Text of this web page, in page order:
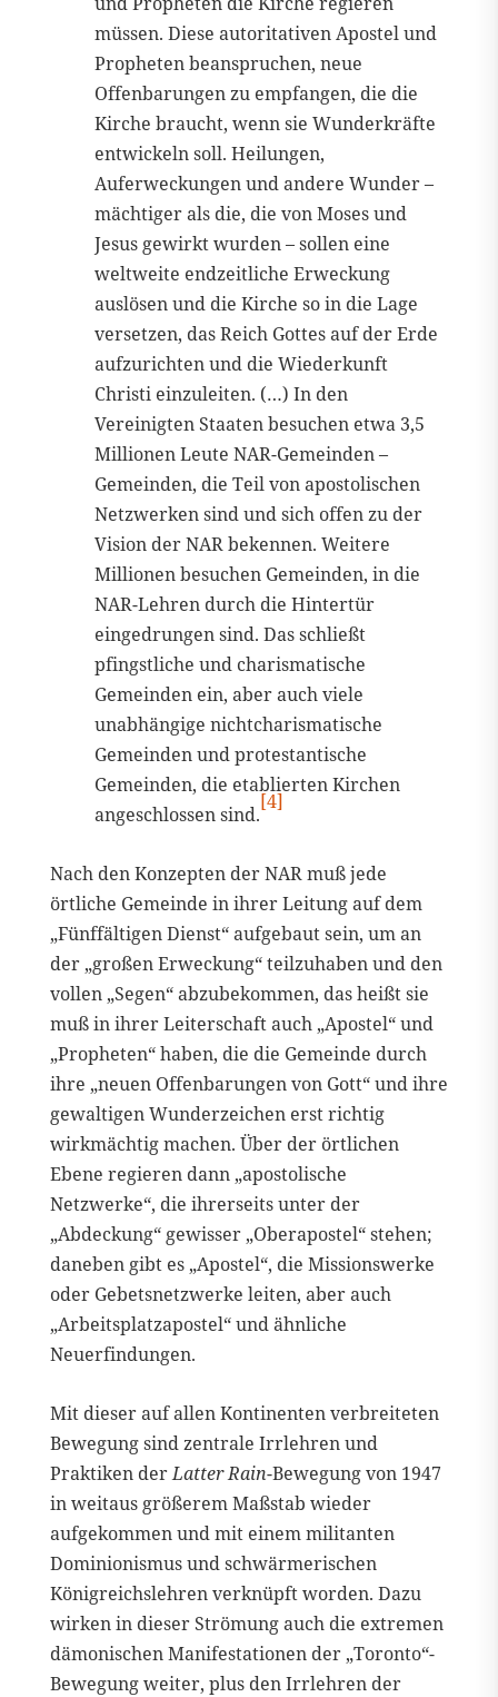
müssen. Diese autoritativen Apostel und
Propheten beanspruchen, neue
Offenbarungen zu empfangen, die die
Kirche braucht, wenn sie Wunderkräfte
entwickeln soll. Heilungen,
Auferweckungen und andere Wunder –
mächtiger als die, die von Moses und
Jesus gewirkt wurden – sollen eine
weltweite endzeitliche Erweckung
auslösen und die Kirche so in die Lage
versetzen, das Reich Gottes auf der Erde
aufzurichten und die Wiederkunft
Christi einzuleiten. (…) In den
Vereinigten Staaten besuchen etwa 3,5
Millionen Leute NAR-Gemeinden –
Gemeinden, die Teil von apostolischen
Netzwerken sind und sich offen zu der
Vision der NAR bekennen. Weitere
Millionen besuchen Gemeinden, in die
NAR-Lehren durch die Hintertür
eingedrungen sind. Das schließt
pfingstliche und charismatische
Gemeinden ein, aber auch viele
unabhängige nichtcharismatische
Gemeinden und protestantische
Gemeinden, die etablierten Kirchen
angeschlossen sind.
[4]
Nach den Konzepten der NAR muß jede
örtliche Gemeinde in ihrer Leitung auf dem
„Fünffältigen Dienst“ aufgebaut sein, um an
der „großen Erweckung“ teilzuhaben und den
vollen „Segen“ abzubekommen, das heißt sie
muß in ihrer Leiterschaft auch „Apostel“ und
„Propheten“ haben, die die Gemeinde durch
ihre „neuen Offenbarungen von Gott“ und ihre
gewaltigen Wunderzeichen erst richtig
wirkmächtig machen. Über der örtlichen
Ebene regieren dann „apostolische
Netzwerke“, die ihrerseits unter der
„Abdeckung“ gewisser „Oberapostel“ stehen;
daneben gibt es „Apostel“, die Missionswerke
oder Gebetsnetzwerke leiten, aber auch
„Arbeitsplatzapostel“ und ähnliche
Neuerfindungen.
Mit dieser auf allen Kontinenten verbreiteten
Bewegung sind zentrale Irrlehren und
Praktiken derLatter Rain-Bewegung von 1947
in weitaus größerem Maßstab wieder
aufgekommen und mit einem militanten
Dominionismus und schwärmerischen
Königreichslehren verknüpft worden. Dazu
wirken in dieser Strömung auch die extremen
dämonischen Manifestationen der „Toronto“-
Bewegung weiter, plus den Irrlehren der